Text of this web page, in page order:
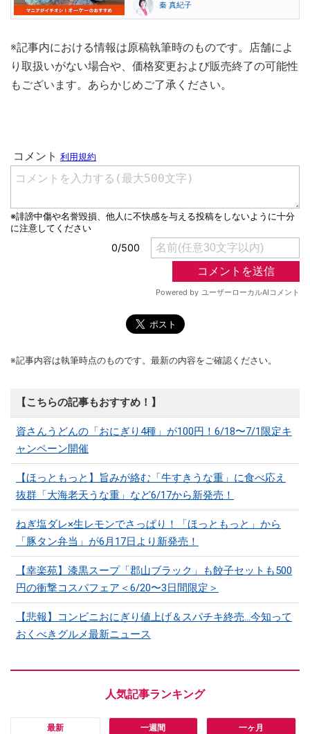
秦 真紀子
※記事内における情報は原稿執筆時のものです。店舗によ
り取扱いがない場合や、価格変更および販売終了の可能性
もございます。あらかじめご了承ください。
※記事内容は執筆時点のものです。最新の内容をご確認ください。
【こちらの記事もおすすめ！】
資さんうどんの「おにぎり4種」が100円！6/18〜7/1限定キ
ャンペーン開催
【ほっともっと】旨みが絡む「牛すきうな重」に食べ応え
抜群「大海老天うな重」など6/17から新発売！
ねぎ塩ダレ×生レモンでさっぱり！「ほっともっと」から
「豚タン弁当」が6月17日より新発売！
【幸楽苑】漆黒スープ「郡山ブラック」も餃子セットも500
円の衝撃コスパフェア＜6/20〜3日間限定＞
【悲報】コンビニおにぎり値上げ＆スパチキ終売…今知って
おくべきグルメ最新ニュース
最新 一週間 一ヶ月